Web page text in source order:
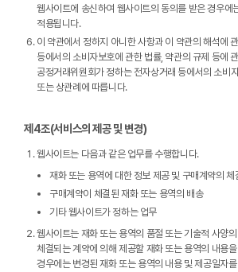
웹사이트에 송신하여 웹사이트의 동의를 받은 경우에
적용됩니다.
이 약관에서 정하지 아니한 사항과 이 약관의 해석에
등에서의 소비자보호에 관한 법률, 약관의 규제 등에
공정거래위원회가 정하는 전자상거래 등에서의 소비
또는 상관례에 따릅니다.
제4조(서비스의 제공 및 변경)
웹사이트는 다음과 같은 업무를 수행합니다.
재화 또는 용역에 대한 정보 제공 및 구매계약의 체
구매계약이 체결된 재화 또는 용역의 배송
기타 웹사이트가 정하는 업무
웹사이트는 재화 또는 용역의 품절 또는 기술적 사양
체결되는 계약에 의해 제공할 재화 또는 용역의 내용
경우에는 변경된 재화 또는 용역의 내용 및 제공일자